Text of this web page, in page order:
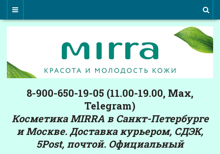
8-900-650-19-05 (11.00-19.00, Max,
Telegram)
Косметика MIRRA в Санкт-Петербурге
и Москве. Доставка курьером, СДЭК,
5Post, почтой. Официальный